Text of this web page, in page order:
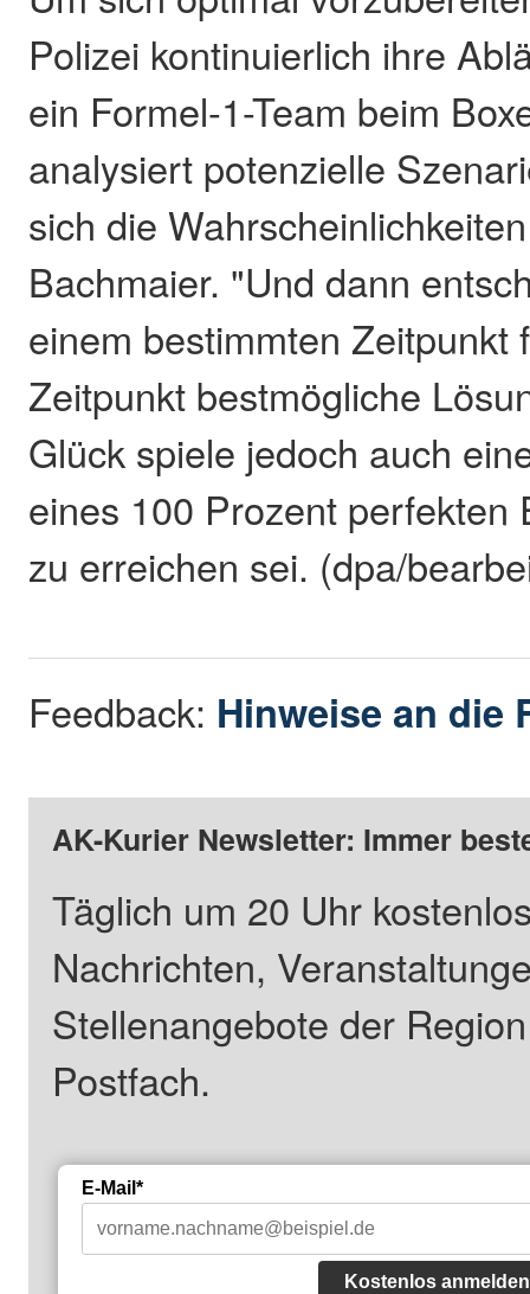
Polizei kontinuierlich ihre
ein Formel-1-Team beim
analysiert potenzielle
sich die
Bachmaier. "Und dann
einem bestimmten Zeitpunkt
Zeitpunkt bestmögliche
Glück spiele jedoch auch
eines 100 Prozent perfekten
zu erreichen sei. (dpa/
Feedback: Hinweise an die
AK-Kurier Newsletter: Immer
Täglich um 20 Uhr
Nachrichten,
Stellenangebote der
Postfach.
E-Mail*
Kostenlos anmelden